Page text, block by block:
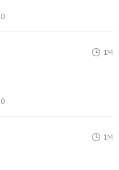
0
1M
0
1M